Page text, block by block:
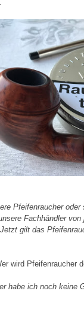
Pfeifenraucher
Fachhändler von
gilt das
wird Pfeifenraucher
habe ich noch keine